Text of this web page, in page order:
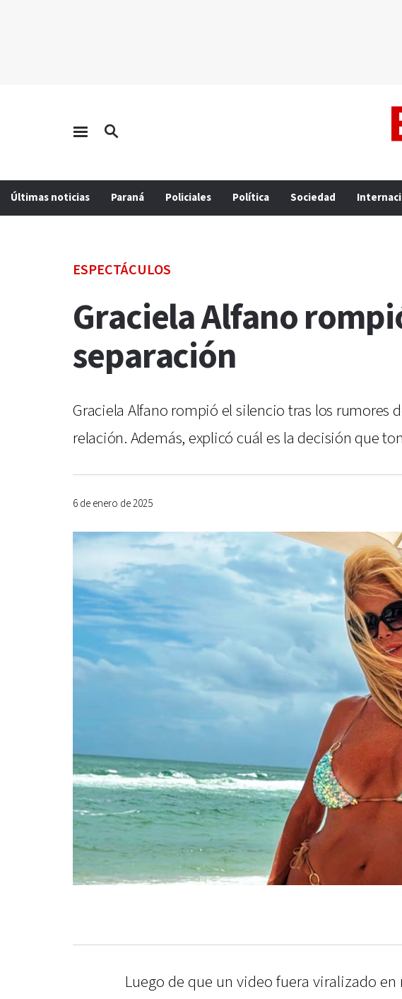
Últimas noticias Paraná Policiales Política Sociedad
ESPECTÁCULOS
Graciela Alfano
separación
Graciela Alfano rompió el silencio tras los rumores
relación. Además, explicó cuál es la decisión que
6 de enero de 2025
Luego de que un video fuera viralizado en